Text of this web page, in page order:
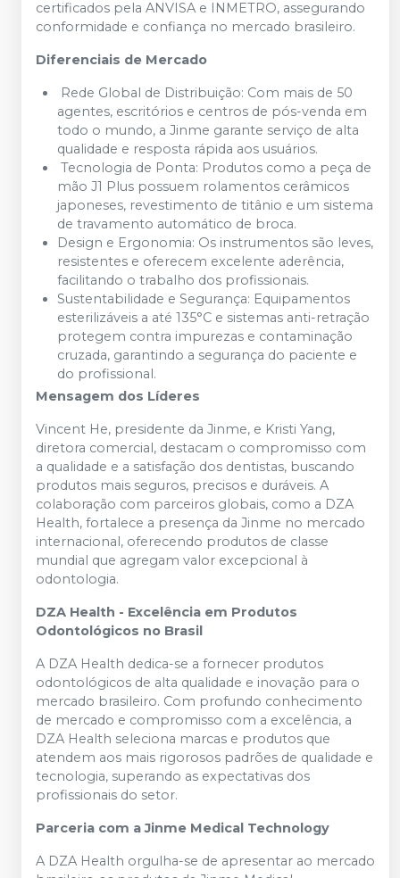
certificados pela ANVISA e INMETRO, assegurando
conformidade e confiança no mercado brasileiro.
Diferenciais de Mercado
Rede Global de Distribuição: Com mais de 50
agentes, escritórios e centros de pós-venda em
todo o mundo, a Jinme garante serviço de alta
qualidade e resposta rápida aos usuários.
Tecnologia de Ponta: Produtos como a peça de
mão J1 Plus possuem rolamentos cerâmicos
japoneses, revestimento de titânio e um sistema
de travamento automático de broca.
Design e Ergonomia: Os instrumentos são leves,
resistentes e oferecem excelente aderência,
facilitando o trabalho dos profissionais.
Sustentabilidade e Segurança: Equipamentos
esterilizáveis a até 135°C e sistemas anti-retração
protegem contra impurezas e contaminação
cruzada, garantindo a segurança do paciente e
do profissional.
Mensagem dos Líderes
Vincent He, presidente da Jinme, e Kristi Yang,
diretora comercial, destacam o compromisso com
a qualidade e a satisfação dos dentistas, buscando
produtos mais seguros, precisos e duráveis. A
colaboração com parceiros globais, como a DZA
Health, fortalece a presença da Jinme no mercado
internacional, oferecendo produtos de classe
mundial que agregam valor excepcional à
odontologia.
DZA Health - Excelência em Produtos
Odontológicos no Brasil
A DZA Health dedica-se a fornecer produtos
odontológicos de alta qualidade e inovação para o
mercado brasileiro. Com profundo conhecimento
de mercado e compromisso com a excelência, a
DZA Health seleciona marcas e produtos que
atendem aos mais rigorosos padrões de qualidade e
tecnologia, superando as expectativas dos
profissionais do setor.
Parceria com a Jinme Medical Technology
A DZA Health orgulha-se de apresentar ao mercado